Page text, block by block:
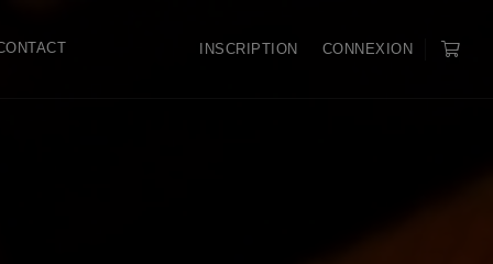
INSCRIPTION CONNEXION